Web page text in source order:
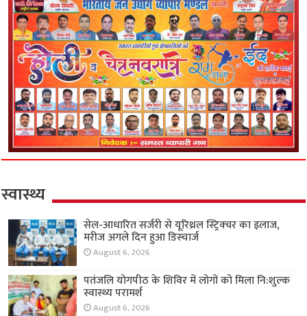
स्वास्थ्य
सेल-आधारित सर्जरी से यूरिथ्रल स्ट्रिक्चर का इलाज,
मरीज अगले दिन हुआ डिस्चार्ज
August 6, 2026
पतंजलि योगपीठ के शिविर में लोगों को मिला नि:शुल्क
स्वास्थ्य परामर्श
August 6, 2026